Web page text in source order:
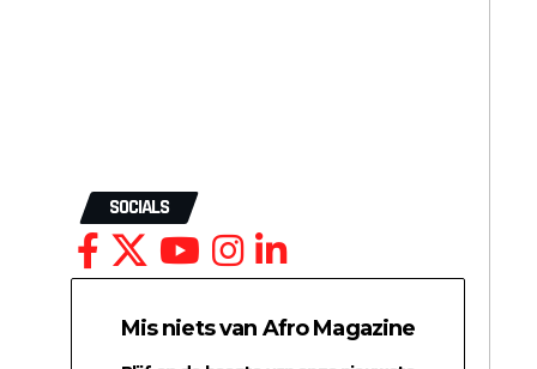
SOCIALS
Mis niets van Afro Magazine